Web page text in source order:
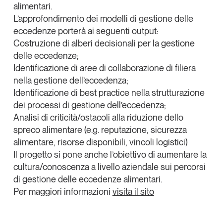
Un anno di
Tendenze2026
Leggi il magazine
alimentari.
L’approfondimento dei modelli di gestione delle
eccedenze porterà ai seguenti output:
Costruzione di alberi decisionali per la gestione
delle eccedenze;
Identificazione di aree di collaborazione di filiera
nella gestione dell’eccedenza;
Identificazione di best practice nella strutturazione
dei processi di gestione dell’eccedenza;
Analisi di criticità/ostacoli alla riduzione dello
spreco alimentare (e.g. reputazione, sicurezza
alimentare, risorse disponibili, vincoli logistici)
Il progetto si pone anche l’obiettivo di aumentare la
cultura/conoscenza a livello aziendale sui percorsi
di gestione delle eccedenze alimentari.
Per maggiori informazioni visita il sito